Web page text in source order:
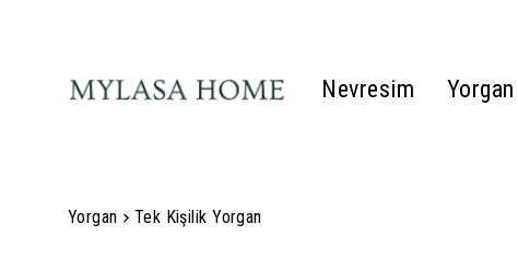
Nevresim Yorgan
Yorgan Tek Kişilik Yorgan